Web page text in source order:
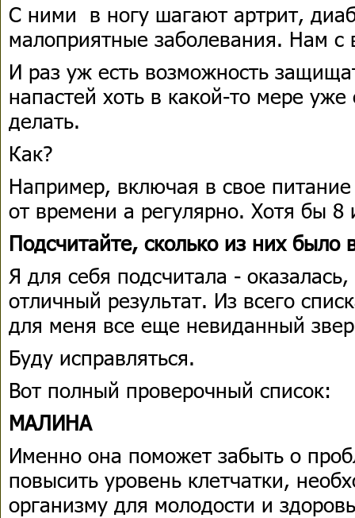
С ними в ногу шагают артрит,
малоприятные заболевания. Нам с
И раз уж есть возможность
напастей хоть в какой-то мере
делать.
Как?
Например, включая в свое
от времени а регулярно. Хотя бы
Подсчитайте, сколько из них
Я для себя подсчитала -
отличный результат. Из всего
для меня все еще невиданный
Буду исправляться.
Вот полный проверочный список:
МАЛИНА
Именно она поможет забыть о
повысить уровень клетчатки,
организму для молодости и